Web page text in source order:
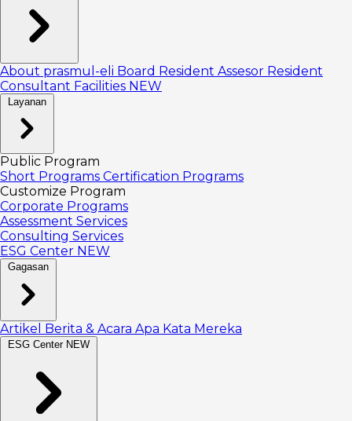
About prasmul-eli Board Resident Assesor Resident
Consultant Facilities NEW
Layanan
Public Program
Short Programs Certification Programs
Customize Program
Corporate Programs
Assessment Services
Consulting Services
ESG Center NEW
Gagasan
Artikel Berita & Acara Apa Kata Mereka
ESG Center NEW